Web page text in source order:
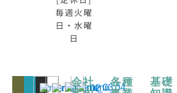
毎週火曜
日・水曜
日
会社
各種
基礎